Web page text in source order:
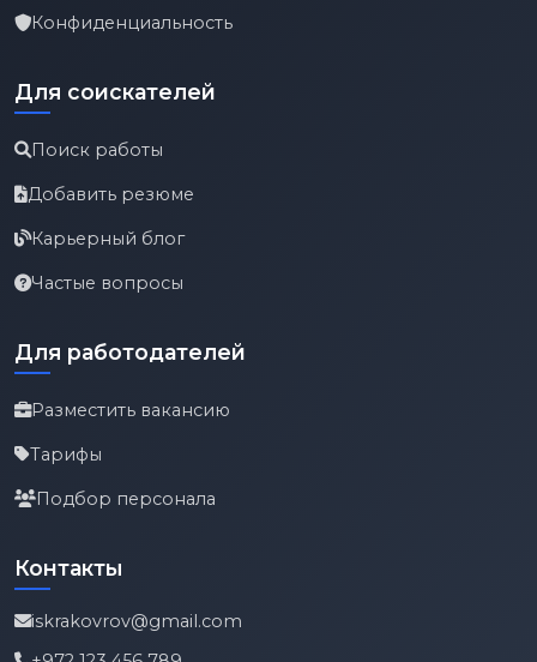
Конфиденциальность
Для соискателей
Поиск работы
Добавить резюме
Карьерный блог
Частые вопросы
Для работодателей
Разместить вакансию
Тарифы
Подбор персонала
Контакты
iskrakovrov@gmail.com